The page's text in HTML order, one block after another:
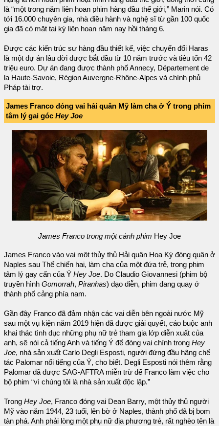
là “một trong năm liên hoan phim hàng đầu thế giới,” Marin nói. Có
tới 16.000 chuyên gia, nhà điều hành và nghệ sĩ từ gần 100 quốc
gia đã có mặt tại kỳ liên hoan năm nay hồi tháng 6.
Được các kiến trúc sư hàng đầu thiết kế, việc chuyển đổi Haras
là một dự án lâu đời được bắt đầu từ 10 năm trước và tiêu tốn 42
triệu euro. Dự án đang được thành phố Annecy, Département de
la Haute-Savoie, Région Auvergne-Rhône-Alpes và chính phủ
Pháp tài trợ.
James Franco đóng vai hải quân Mỹ làm cha ở Ý trong phim
tâm lý gai góc Hey Joe
James Franco trong một cảnh phim Hey Joe
James Franco vào vai một thủy thủ Hải quân Hoa Kỳ đóng quân ở
Naples sau Thế chiến hai, làm cha của một đứa trẻ, trong phim
tâm lý gay cấn của Ý Hey Joe. Do Claudio Giovannesi (phim bộ
truyền hình Gomorrah, Piranhas) đạo diễn, phim đang quay ở
thành phố cảng phía nam.
Gần đây Franco đã đảm nhận các vai diễn bên ngoài nước Mỹ
sau một vụ kiện năm 2019 hiện đã được giải quyết, cáo buộc anh
khai thác tình dục những phụ nữ trẻ tham gia lớp diễn xuất của
anh, sẽ nói cả tiếng Anh và tiếng Ý để đóng vai chính trong Hey
Joe, nhà sản xuất Carlo Degli Esposti, người đứng đầu hãng chế
tác Palomar nổi tiếng của Ý, cho biết. Degli Esposti nói thêm rằng
Palomar đã được SAG-AFTRA miễn trừ để Franco làm việc cho
bộ phim “vì chúng tôi là nhà sản xuất độc lập.”
Trong Hey Joe, Franco đóng vai Dean Barry, một thủy thủ người
Mỹ vào năm 1944, 23 tuổi, lên bờ ở Naples, thành phố đã bị bom
tàn phá. Anh phải lòng một phụ nữ địa phương trẻ, rất nghèo tên là